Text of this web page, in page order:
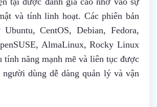
và tính linh hoạt. Các phiên bản
CentOS, Debian, Fedora,
AlmaLinux, Rocky Linux
tính năng mạnh mẽ và liên tục được
người dùng dễ dàng quản lý và vận